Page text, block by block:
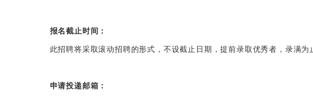
报名截止时间：
此招聘将采取滚动招聘的形式，不设截止日期，提前录取优秀者，录满为
申请投递邮箱：